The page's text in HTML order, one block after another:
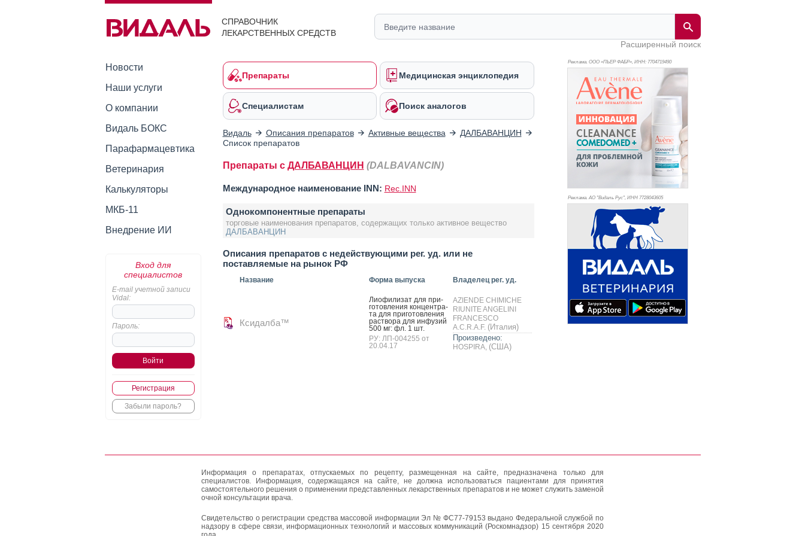
СПРАВОЧНИК
ЛЕКАРСТВЕННЫХ СРЕДСТВ
Расширенный поиск
Новости
Наши услуги
О компании
Видаль БОКС
Парафармацевтика
Ветеринария
Калькуляторы
МКБ-11
Внедрение ИИ
Вход для
специалистов
E-mail учетной записи
Vidal:
Пароль:
Регистрация
Забыли пароль?
Препараты Медицинская энциклопедия
Специалистам Поиск аналогов
Видаль Описания препаратов Активные вещества
ДАЛБАВАНЦИН
Список препаратов
Препараты с ДАЛБАВАНЦИН (DALBAVANCIN)
Международное наименование INN: Rec.INN
Однокомпонентные препараты
торговые наименования препаратов, содержащих только активное вещество
ДАЛБАВАНЦИН
Описания препаратов с недействующими рег. уд. или не
поставляемые на рынок РФ
Название Форма выпуска Владелец рег. уд.
Ксидалба™
Ли­офи­лизат для при­
готов­ле­ния кон­цен­тра­
та для при­готов­ле­ния
рас­тво­ра для ин­фу­зий
500 мг: фл. 1 шт.
РУ: ЛП-004255 от
20.04.17
AZIENDE CHIMICHE
RIUNITE ANGELINI
FRANCESCO
A.C.R.A.F. (Италия)
Произведено:
HOSPIRA, (США)
Реклама. ООО «ПЬЕР ФАБР», ИНН: 7704719490
Реклама. АО "Видаль Рус", ИНН 7728043605
Информация о препаратах, отпускаемых по рецепту, размещенная на сайте, предназначена только для
специалистов. Информация, содержащаяся на сайте, не должна использоваться пациентами для принятия
самостоятельного решения о применении представленных лекарственных препаратов и не может служить заменой
очной консультации врача.
Свидетельство о регистрации средства массовой информации Эл № ФС77-79153 выдано Федеральной службой по
надзору в сфере связи, информационных технологий и массовых коммуникаций (Роскомнадзор) 15 сентября 2020